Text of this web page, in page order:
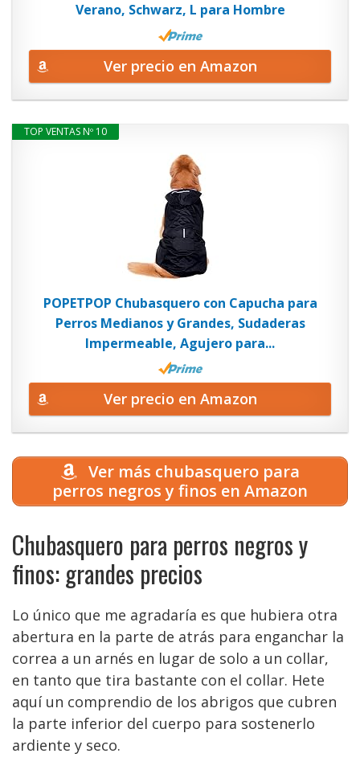
Verano, Schwarz, L para Hombre
Ver precio en Amazon
TOP VENTAS Nº 10
POPETPOP Chubasquero con Capucha para
Perros Medianos y Grandes, Sudaderas
Impermeable, Agujero para...
Ver precio en Amazon
Ver más chubasquero para
perros negros y finos en Amazon
Chubasquero para perros negros y
finos: grandes precios
Lo único que me agradaría es que hubiera otra
abertura en la parte de atrás para enganchar la
correa a un arnés en lugar de solo a un collar,
en tanto que tira bastante con el collar. Hete
aquí un comprendio de los abrigos que cubren
la parte inferior del cuerpo para sostenerlo
ardiente y seco.